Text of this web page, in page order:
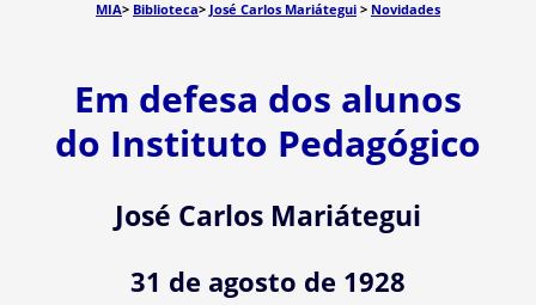
MIA> Biblioteca> José Carlos Mariátegui > Novidades
Em defesa dos alunos
do Instituto Pedagógico
José Carlos Mariátegui
31 de agosto de 1928